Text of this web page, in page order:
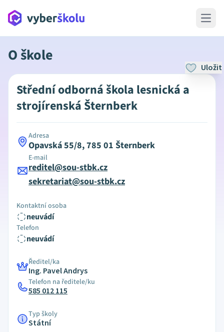
Open
O škole
Uložit
Střední odborná škola lesnická a
strojírenská Šternberk
Adresa
Opavská 55/8, 785 01 Šternberk
E-mail
reditel@sou-stbk.cz
sekretariat@sou-stbk.cz
Kontaktní osoba
neuvádí
Telefon
neuvádí
Ředitel/ka
Ing. Pavel Andrys
Telefon na ředitele/ku
585 012 115
Typ školy
Státní